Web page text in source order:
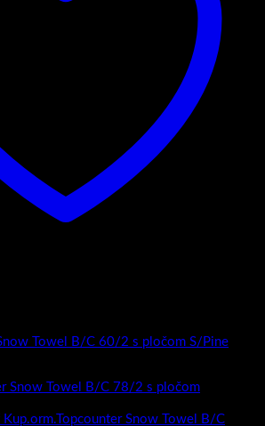
Towel B/C 60/2 s pločom S/Pine